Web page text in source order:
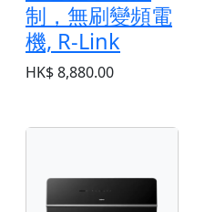
制，無刷變頻電
機, R-Link
HK$ 8,880.00